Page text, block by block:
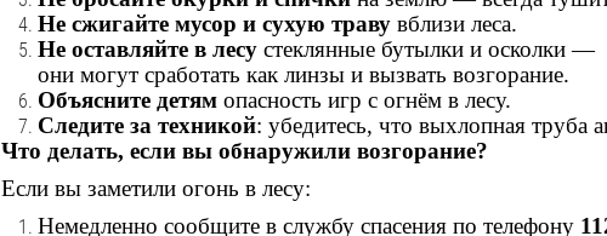
Не сжигайте мусор и сухую траву вблизи леса.
Не оставляйте в лесу стеклянные бутылки и осколки —
они могут сработать как линзы и вызвать возгорание.
Объясните детям опасность игр с огнём в лесу.
Следите за техникой: убедитесь, что выхлопная труба
Что делать, если вы обнаружили возгорание?
Если вы заметили огонь в лесу:
Немедленно сообщите в службу спасения по телефону